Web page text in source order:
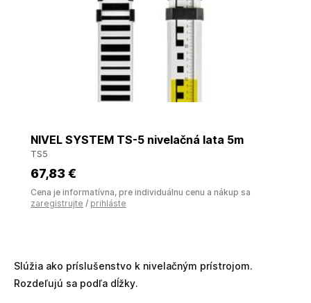
NIVEL SYSTEM TS-5 nivelačná lata 5m
TS5
67,83 €
Cena je informatívna, pre individuálnu cenu a nákup sa
zaregistrujte / prihláste
Slúžia ako príslušenstvo k nivelačným prístrojom.
Rozdeľujú sa podľa dĺžky.